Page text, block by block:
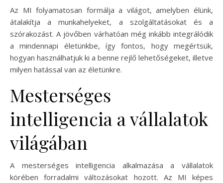
Az MI folyamatosan formálja a világot, amelyben élünk,
átalakítja a munkahelyeket, a szolgáltatásokat és a
szórakozást. A jövőben várhatóan még inkább integrálódik
a mindennapi életünkbe, így fontos, hogy megértsük,
hogyan használhatjuk ki a benne rejlő lehetőségeket, illetve
milyen hatással van az életünkre.
Mesterséges
intelligencia a vállalatok
világában
A mesterséges intelligencia alkalmazása a vállalatok
körében forradalmi változásokat hozott. Az MI képes